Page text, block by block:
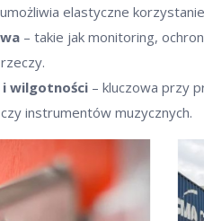
elastyczne
– takie jak monitoring,
wilgotności – kluczowa przy
instrumentów muzycznych.